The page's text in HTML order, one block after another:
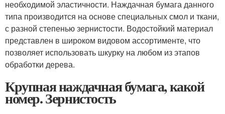
необходимой эластичности. Наждачная бумага данного
типа производится на основе специальных смол и ткани,
с разной степенью зернистости. Водостойкий материал
представлен в широком видовом ассортименте, что
позволяет использовать шкурку на любом из этапов
обработки дерева.
Крупная наждачная бумага, какой
номер. Зернистость